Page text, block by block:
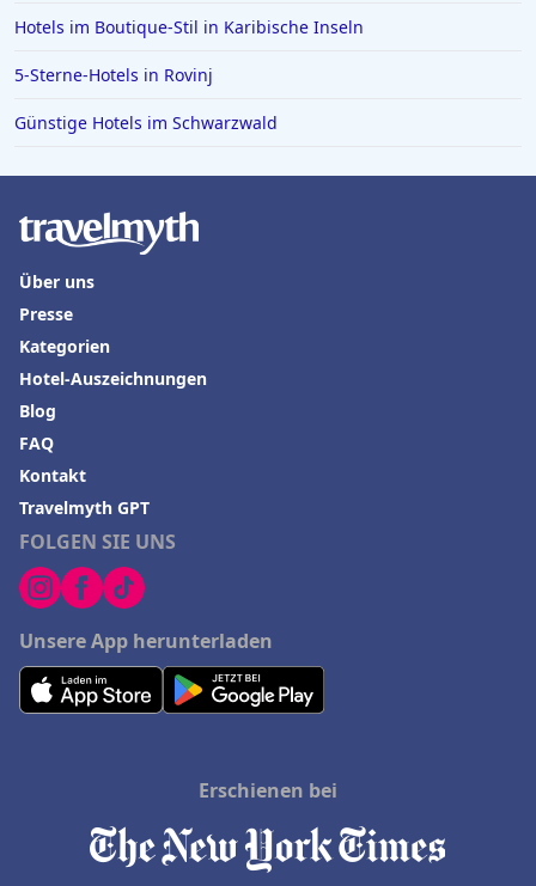
Hotels im Boutique-Stil in Karibische Inseln
5-Sterne-Hotels in Rovinj
Günstige Hotels im Schwarzwald
FOLGEN SIE UNS
Unsere App herunterladen
Über uns
Presse
Kategorien
Hotel-Auszeichnungen
Blog
FAQ
Kontakt
Travelmyth GPT
Erschienen bei